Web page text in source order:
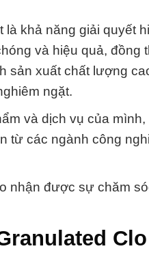
khả năng giải quyết
và hiệu quả, đồng
sản xuất chất lượng
ngặt.
và dịch vụ của mình,
từ các ngành công
nhận được sự chăm
Clo